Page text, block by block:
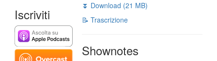
Iscriviti
⏬ Download (21 MB)
📝 Trascrizione
Shownotes